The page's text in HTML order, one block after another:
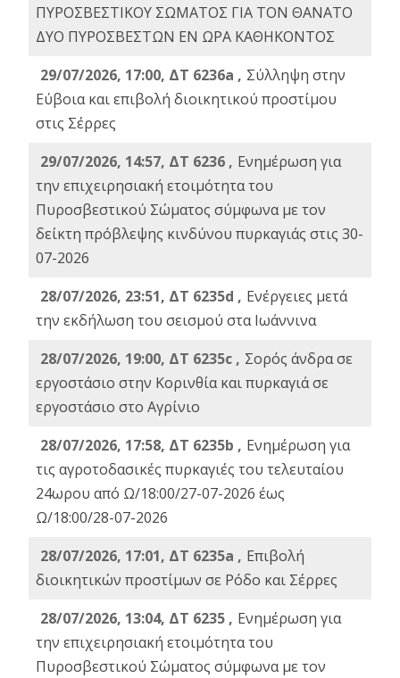
ΠΥΡΟΣΒΕΣΤΙΚΟΥ ΣΩΜΑΤΟΣ ΓΙΑ ΤΟΝ ΘΑΝΑΤΟ
ΔΥΟ ΠΥΡΟΣΒΕΣΤΩΝ ΕΝ ΩΡΑ ΚΑΘΗΚΟΝΤΟΣ
29/07/2026, 17:00, ΔΤ 6236a , Σύλληψη στην
Εύβοια και επιβολή διοικητικού προστίμου
στις Σέρρες
29/07/2026, 14:57, ΔΤ 6236 , Ενημέρωση για
την επιχειρησιακή ετοιμότητα του
Πυροσβεστικού Σώματος σύμφωνα με τον
δείκτη πρόβλεψης κινδύνου πυρκαγιάς στις 30-
07-2026
28/07/2026, 23:51, ΔΤ 6235d , Ενέργειες μετά
την εκδήλωση του σεισμού στα Ιωάννινα
28/07/2026, 19:00, ΔΤ 6235c , Σορός άνδρα σε
εργοστάσιο στην Κορινθία και πυρκαγιά σε
εργοστάσιο στο Αγρίνιο
28/07/2026, 17:58, ΔΤ 6235b , Ενημέρωση για
τις αγροτοδασικές πυρκαγιές του τελευταίου
24ωρου από Ω/18:00/27-07-2026 έως
Ω/18:00/28-07-2026
28/07/2026, 17:01, ΔΤ 6235a , Eπιβολή
διοικητικών προστίμων σε Ρόδο και Σέρρες
28/07/2026, 13:04, ΔΤ 6235 , Ενημέρωση για
την επιχειρησιακή ετοιμότητα του
Πυροσβεστικού Σώματος σύμφωνα με τον